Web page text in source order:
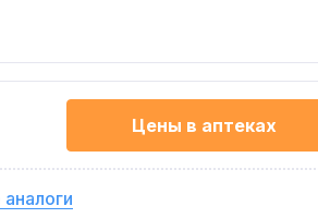
Цены в аптеках